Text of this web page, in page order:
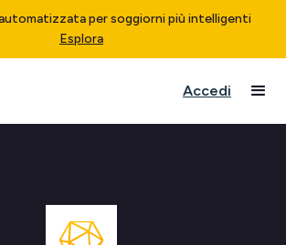
per soggiorni più intelligenti
Esplora
Accedi